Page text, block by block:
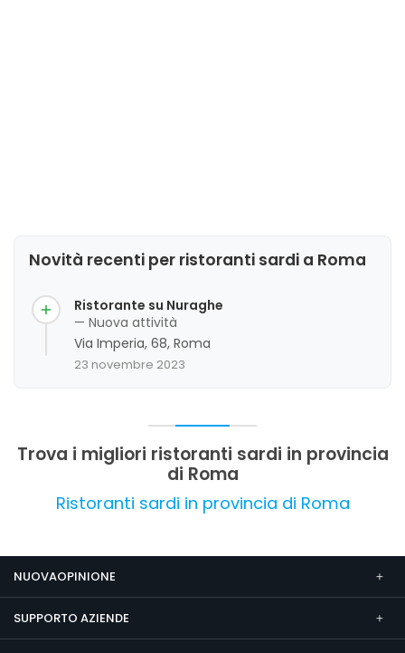
Novità recenti per ristoranti sardi a Roma
Ristorante su Nuraghe
— Nuova attività
Via Imperia, 68, Roma
23 novembre 2023
Trova i migliori ristoranti sardi in provincia
di Roma
Ristoranti sardi in provincia di Roma
NUOVAOPINIONE
SUPPORTO AZIENDE